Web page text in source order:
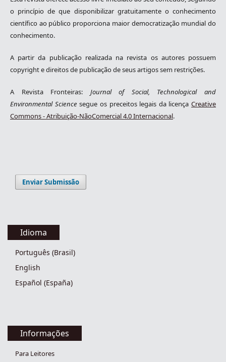
o princípio de que disponibilizar gratuitamente o conhecimento
científico ao público proporciona maior democratização mundial do
conhecimento.
A partir da publicação realizada na revista os autores possuem
copyright e direitos de publicação de seus artigos sem restrições.
A Revista Fronteiras: Journal of Social, Technological and
Environmental Science segue os preceitos legais da licençaCreative
Commons - Atribuição-NãoComercial 4.0 Internacional.
Enviar Submissão
Idioma
Português (Brasil)
English
Español (España)
Informações
Para Leitores